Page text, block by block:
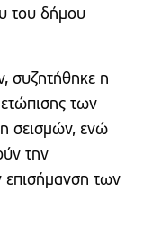
του δήμου
συζητήθηκε η
των
σεισμών, ενώ
την
επισήμανση των